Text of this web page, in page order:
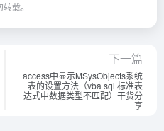
载。
下一篇
access中显示MSysObjects系统
表的设置方法（vba sql 标准表
达式中数据类型不匹配）干货分
享